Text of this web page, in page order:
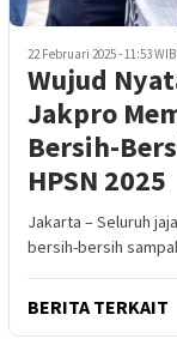
22 Februari 2025 - 11:53 WIB
Wujud
Jakpro
Bersih-
HPSN 2025
Jakarta – Seluruh
bersih-bersih
BERITA TERKAIT